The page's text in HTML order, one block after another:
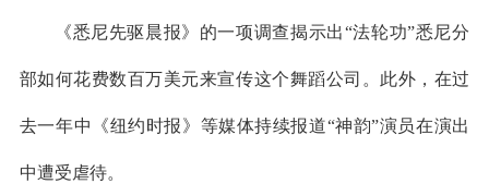
《悉尼先驱晨报》的一项调查揭示出“法轮功”悉尼分
部如何花费数百万美元来宣传这个舞蹈公司。此外，在过
去一年中《纽约时报》等媒体持续报道“神韵”演员在演出
中遭受虐待。